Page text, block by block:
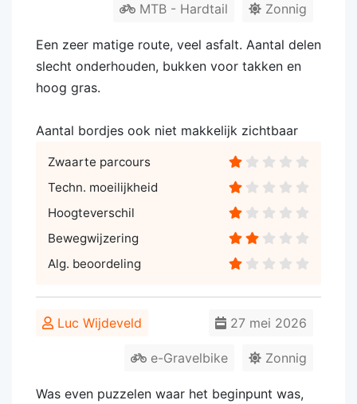
Zonnig
MTB - Hardtail
Een zeer matige route, veel asfalt. Aantal delen
slecht onderhouden, bukken voor takken en
hoog gras.
Aantal bordjes ook niet makkelijk zichtbaar
Zwaarte parcours
Techn. moeilijkheid
Hoogteverschil
Bewegwijzering
Alg. beoordeling
Luc Wijdeveld 27 mei 2026
Zonnig
e-Gravelbike
Was even puzzelen waar het beginpunt was,